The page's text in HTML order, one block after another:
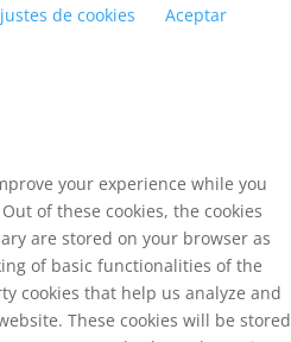
de cookies
Aceptar
your experience while you
of these cookies, the cookies
are stored on your browser as
of basic functionalities of the
cookies that help us analyze and
These cookies will be stored